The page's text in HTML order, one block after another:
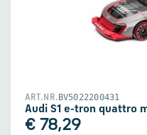
ART.NR. BV5022200431
Audi S1 e-tron quattro
€ 78,29